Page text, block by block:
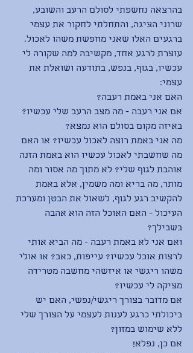
בהרצאה נחשפתי לסולם הרעב והשובע,
שרוני הציגה, והתחלתי לחקור את עצמי
ברגעים האלו שאני מחפשת משהו לאכול.
עוצרת לרגע אחד, מקשיבה למה שקורה לי
עכשיו, בגוף, בנפש, בתודעה ושואלת את
עצמי:
האם אני באמת רעבה?
אם אני רעבה - מה מצב הרעב שלי עכשיו?
באיזה מקום בסולם הוא נמצא?
מה אני באמת רוצה לאכול עכשיו? או האם
מה שחשבתי לאכול עכשיו הוא באמת הזנה
אוהבת לגוף שלי? לא מתוך מה אסור ומה
מותר, מה בריא ומה משמין, אלא באמת
להקשיב רגע לגוף, לשאול את הבטן ומערכת
העיכול - האם האוכל הזה הוא אהבה
בשבילך?
ואם אני לא באמת רעבה - מה הביא אותי
לרצות אוכל עכשיו? עייפות, כאב? או אולי
משהו ריגשי או איזשהי מחשבה מטרידה
מציקה לי עכשיו?
אם מדובר בצורך ריגשי/נפשי, האם יש
ביכולתי כרגע לענות לעצמי על הצורך שלי
ללא שימוש במזון?
אם כן, נפלא!